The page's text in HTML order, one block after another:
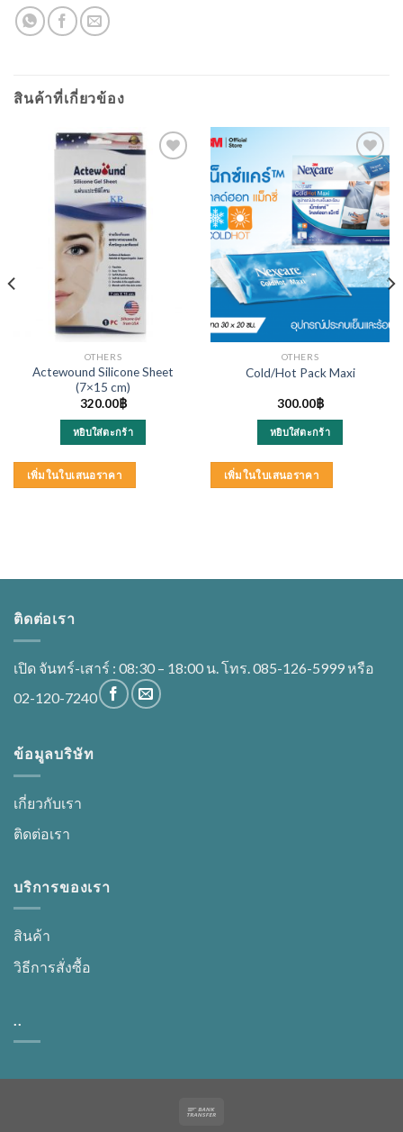
สินค้าที่เกี่ยวข้อง
OTHERS
Actewound Silicone Sheet
(7×15 cm)
320.00฿
หยิบใส่ตะกร้า
เพิ่มในใบเสนอราคา
OTHERS
Cold/Hot Pack Maxi
300.00฿
หยิบใส่ตะกร้า
เพิ่มในใบเสนอราคา
ติดต่อเรา
เปิด จันทร์-เสาร์ : 08:30 – 18:00 น. โทร. 085-126-5999 หรือ
02-120-7240
ข้อมูลบริษัท
เกี่ยวกับเรา
ติดต่อเรา
บริการของเรา
สินค้า
วิธีการสั่งซื้อ